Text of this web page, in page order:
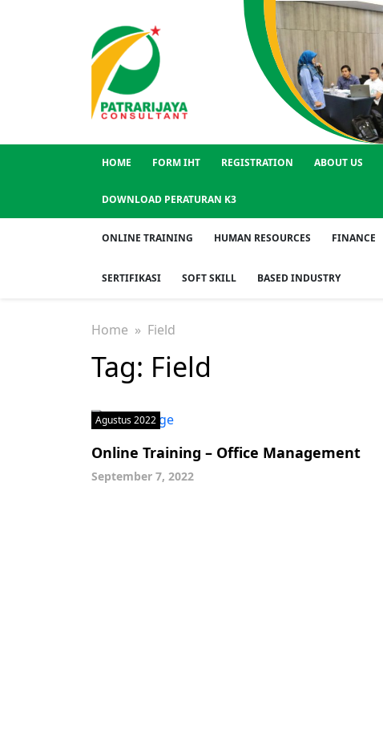
HOME FORM IHT REGISTRATION ABOUT US
DOWNLOAD PERATURAN K3
ONLINE TRAINING HUMAN RESOURCES FINANCE
SERTIFIKASI SOFT SKILL BASED INDUSTRY
Home » Field
Tag: Field
Agustus 2022
Online Training – Office Management
September 7, 2022